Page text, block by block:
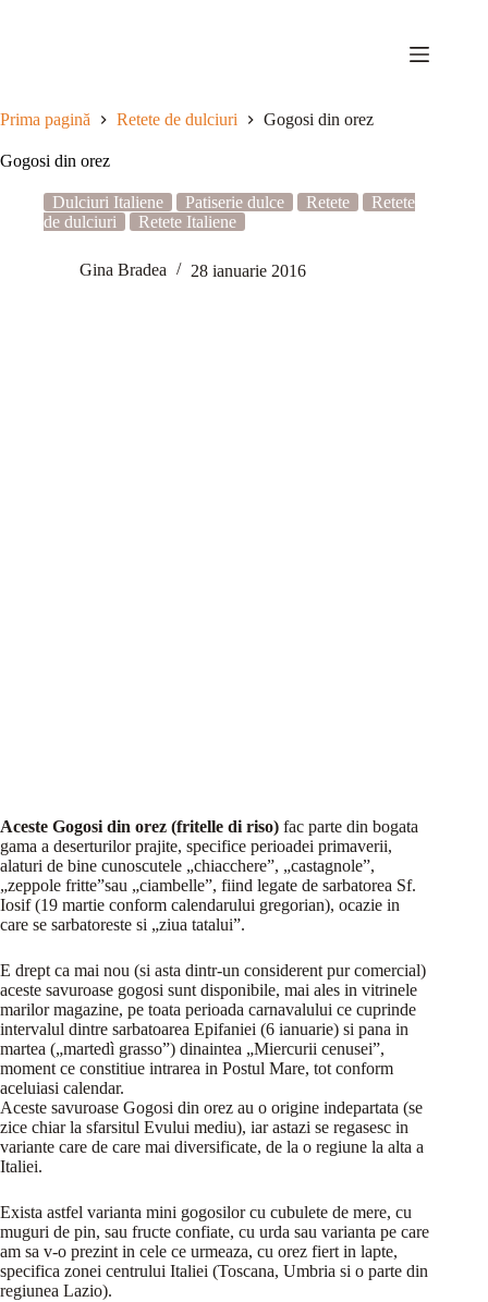
Prima pagină Retete de dulciuri Gogosi din orez
Gogosi din orez
Dulciuri Italiene Patiserie dulce Retete
Retete
de dulciuri
Retete Italiene
Gina Bradea 28 ianuarie 2016
Aceste Gogosi din orez (fritelle di riso) fac parte din bogata
gama a deserturilor prajite, specifice perioadei primaverii,
alaturi de bine cunoscutele „chiacchere”, „castagnole”,
„zeppole fritte”sau „ciambelle”, fiind legate de sarbatorea Sf.
Iosif (19 martie conform calendarului gregorian), ocazie in
care se sarbatoreste si „ziua tatalui”.
E drept ca mai nou (si asta dintr-un considerent pur comercial)
aceste savuroase gogosi sunt disponibile, mai ales in vitrinele
marilor magazine, pe toata perioada carnavalului ce cuprinde
intervalul dintre sarbatoarea Epifaniei (6 ianuarie) si pana in
martea („martedì grasso”) dinaintea „Miercurii cenusei”,
moment ce constitiue intrarea in Postul Mare, tot conform
aceluiasi calendar.
Aceste savuroase Gogosi din orez au o origine indepartata (se
zice chiar la sfarsitul Evului mediu), iar astazi se regasesc in
variante care de care mai diversificate, de la o regiune la alta a
Italiei.
Exista astfel varianta mini gogosilor cu cubulete de mere, cu
muguri de pin, sau fructe confiate, cu urda sau varianta pe care
am sa v-o prezint in cele ce urmeaza, cu orez fiert in lapte,
specifica zonei centrului Italiei (Toscana, Umbria si o parte din
regiunea Lazio).